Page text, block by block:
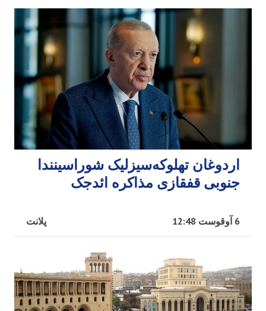
اردوغان تهلوکه‌سیزلیک شوراسینندا
جنوبی قفقازی مذاکره ائد‌جک
پلانت 6 آوقوست 12:48